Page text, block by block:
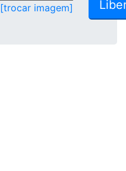
[trocar imagem]